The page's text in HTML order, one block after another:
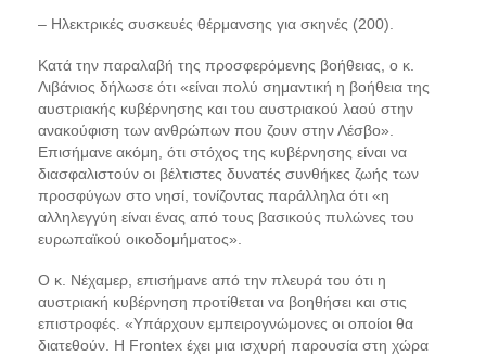
– Ηλεκτρικές συσκευές θέρμανσης για σκηνές (200).
Κατά την παραλαβή της προσφερόμενης βοήθειας, ο κ.
Λιβάνιος δήλωσε ότι «είναι πολύ σημαντική η βοήθεια της
αυστριακής κυβέρνησης και του αυστριακού λαού στην
ανακούφιση των ανθρώπων που ζουν στην Λέσβο».
Επισήμανε ακόμη, ότι στόχος της κυβέρνησης είναι να
διασφαλιστούν οι βέλτιστες δυνατές συνθήκες ζωής των
προσφύγων στο νησί, τονίζοντας παράλληλα ότι «η
αλληλεγγύη είναι ένας από τους βασικούς πυλώνες του
ευρωπαϊκού οικοδομήματος».
Ο κ. Νέχαμερ, επισήμανε από την πλευρά του ότι η
αυστριακή κυβέρνηση προτίθεται να βοηθήσει και στις
επιστροφές. «Υπάρχουν εμπειρογνώμονες οι οποίοι θα
διατεθούν. Η Frontex έχει μια ισχυρή παρουσία στη χώρα